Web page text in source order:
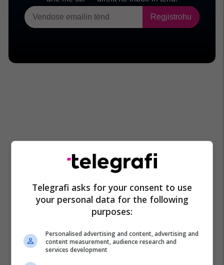
Telegrafi asks for your consent to use
your personal data for the following
purposes:
Personalised advertising and content, advertising and
content measurement, audience research and
services development